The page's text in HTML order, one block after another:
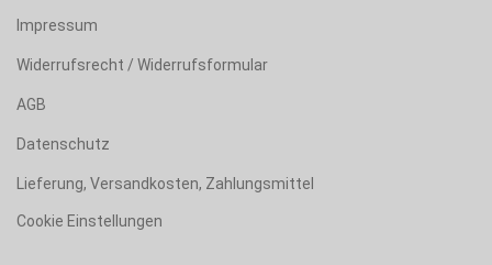
Impressum
Widerrufsrecht / Widerrufsformular
AGB
Datenschutz
Lieferung, Versandkosten, Zahlungsmittel
Cookie Einstellungen